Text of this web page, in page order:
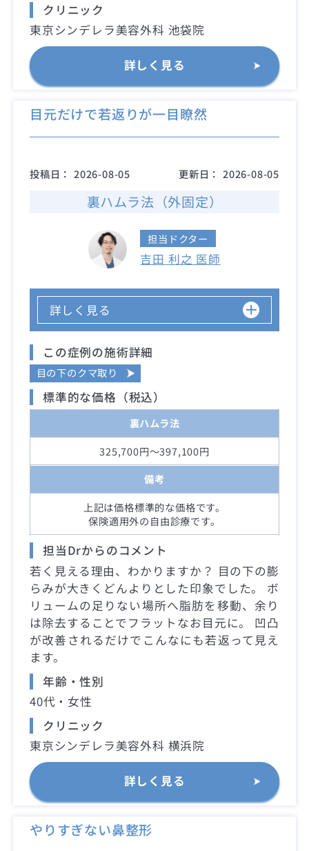
クリニック
東京シンデレラ美容外科 池袋院
詳しく見る
目元だけで若返りが一目瞭然
投稿日： 2026-08-05 更新日： 2026-08-05
裏ハムラ法（外固定）
担当ドクター
吉田 利之 医師
詳しく見る
この症例の施術詳細
目の下のクマ取り
標準的な価格（税込）
裏ハムラ法
325,700円～397,100円
備考
上記は価格標準的な価格です。
保険適用外の自由診療です。
担当Drからのコメント
若く見える理由、わかりますか？ 目の下の膨
らみが大きくどんよりとした印象でした。 ボ
リュームの足りない場所へ脂肪を移動、余り
は除去することでフラットなお目元に。 凹凸
が改善されるだけでこんなにも若返って見え
ます。
年齢・性別
40代・女性
クリニック
東京シンデレラ美容外科 横浜院
詳しく見る
やりすぎない鼻整形